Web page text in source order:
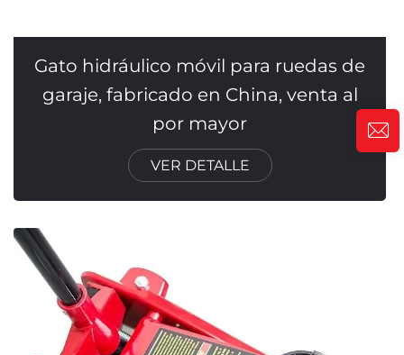
Gato hidráulico móvil para ruedas de
garaje, fabricado en China, venta al
por mayor
VER DETALLE